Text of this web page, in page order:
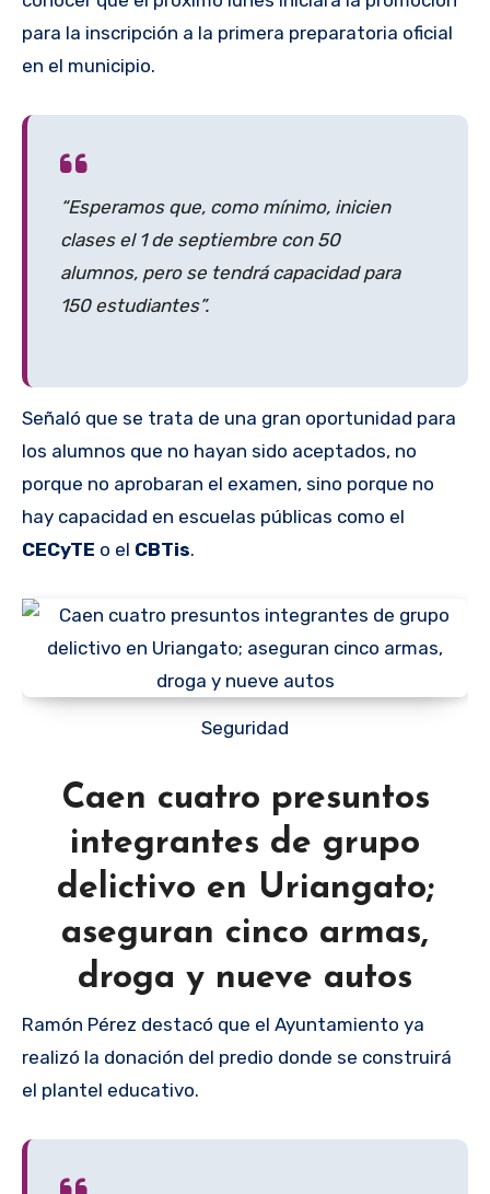
para la inscripción a la primera preparatoria oficial
en el municipio.
“Esperamos que, como mínimo, inicien
clases el 1 de septiembre con 50
alumnos, pero se tendrá capacidad para
150 estudiantes”.
Señaló que se trata de una gran oportunidad para
los alumnos que no hayan sido aceptados, no
porque no aprobaran el examen, sino porque no
hay capacidad en escuelas públicas como el
CECyTE o el CBTis.
Seguridad
Caen cuatro presuntos
integrantes de grupo
delictivo en Uriangato;
aseguran cinco armas,
droga y nueve autos
Ramón Pérez destacó que el Ayuntamiento ya
realizó la donación del predio donde se construirá
el plantel educativo.